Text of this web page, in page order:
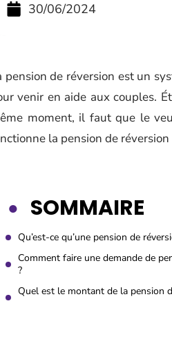
30/06/2024
pension de réversion est un
venir en aide aux couples.
moment, il faut que le
la pension de
SOMMAIRE
Qu’est-ce qu’une pension de
Comment faire une demande de
?
Quel est le montant de la pension